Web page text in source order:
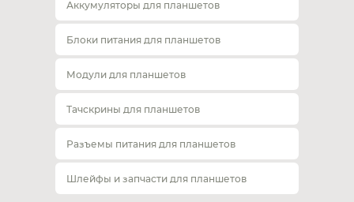
Аккумуляторы для планшетов
Блоки питания для планшетов
Модули для планшетов
Тачскрины для планшетов
Разъемы питания для планшетов
Шлейфы и запчасти для планшетов